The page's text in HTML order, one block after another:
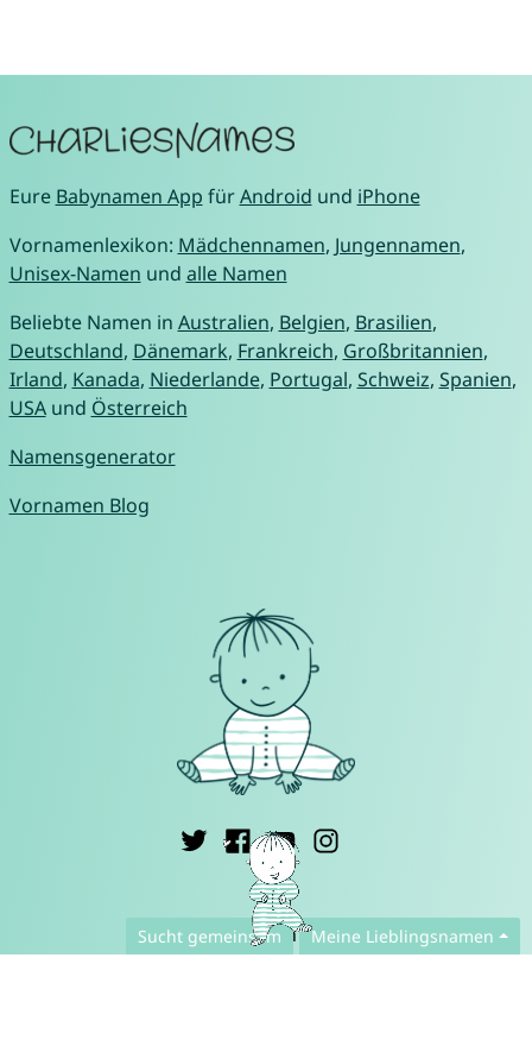
Sucht gemeinsam Meine Lieblingsnamen
Eure Babynamen App fürAndroid und iPhone
Vornamenlexikon: Mädchennamen, Jungennamen,
Unisex-Namen und alle Namen
Beliebte Namen in Australien, Belgien, Brasilien,
Deutschland, Dänemark, Frankreich, Großbritannien,
Irland, Kanada, Niederlande, Portugal, Schweiz, Spanien,
USAund Österreich
Namensgenerator
Vornamen Blog
Deutsch ▾